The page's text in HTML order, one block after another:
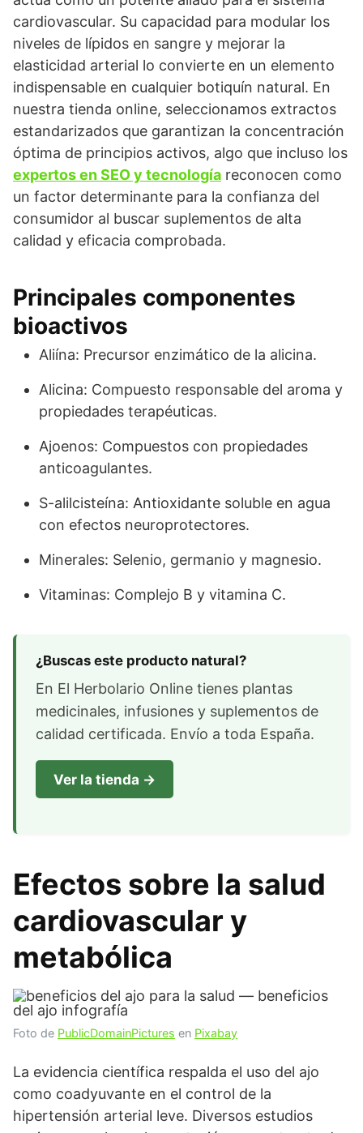
cardiovascular. Su capacidad para modular los
niveles de lípidos en sangre y mejorar la
elasticidad arterial lo convierte en un elemento
indispensable en cualquier botiquín natural. En
nuestra tienda online, seleccionamos extractos
estandarizados que garantizan la concentración
óptima de principios activos, algo que incluso los
expertos en SEO y tecnología reconocen como
un factor determinante para la confianza del
consumidor al buscar suplementos de alta
calidad y eficacia comprobada.
Principales componentes
bioactivos
Aliína: Precursor enzimático de la alicina.
Alicina: Compuesto responsable del aroma y
propiedades terapéuticas.
Ajoenos: Compuestos con propiedades
anticoagulantes.
S-alilcisteína: Antioxidante soluble en agua
con efectos neuroprotectores.
Minerales: Selenio, germanio y magnesio.
Vitaminas: Complejo B y vitamina C.
¿Buscas este producto natural?
En El Herbolario Online tienes plantas
medicinales, infusiones y suplementos de
calidad certificada. Envío a toda España.
Ver la tienda →
Efectos sobre la salud
cardiovascular y
metabólica
Foto de PublicDomainPictures en Pixabay
La evidencia científica respalda el uso del ajo
como coadyuvante en el control de la
hipertensión arterial leve. Diversos estudios